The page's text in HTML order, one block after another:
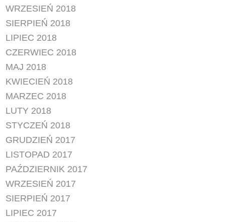
WRZESIEŃ 2018
SIERPIEŃ 2018
LIPIEC 2018
CZERWIEC 2018
MAJ 2018
KWIECIEŃ 2018
MARZEC 2018
LUTY 2018
STYCZEŃ 2018
GRUDZIEŃ 2017
LISTOPAD 2017
PAŹDZIERNIK 2017
WRZESIEŃ 2017
SIERPIEŃ 2017
LIPIEC 2017